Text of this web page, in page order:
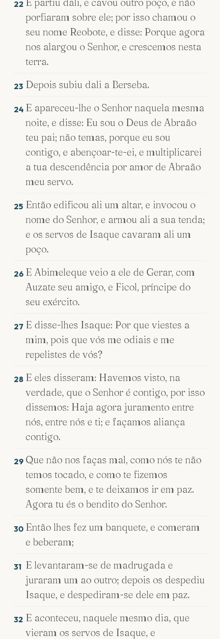
22
porfiaram sobre ele; por isso chamou o
seu nome Reobote, e disse: Porque agora
nos alargou o Senhor, e crescemos nesta
terra.
23 Depois subiu dali a Berseba.
24 E apareceu-lhe o Senhor naquela mesma
noite, e disse: Eu sou o Deus de Abraão
teu pai; não temas, porque eu sou
contigo, e abençoar-te-ei, e multiplicarei
a tua descendência por amor de Abraão
meu servo.
25 Então edificou ali um altar, e invocou o
nome do Senhor, e armou ali a sua tenda;
e os servos de Isaque cavaram ali um
poço.
26 E Abimeleque veio a ele de Gerar, com
Auzate seu amigo, e Ficol, príncipe do
seu exército.
27 E disse-lhes Isaque: Por que viestes a
mim, pois que vós me odiais e me
repelistes de vós?
28 E eles disseram: Havemos visto, na
verdade, que o Senhor é contigo, por isso
dissemos: Haja agora juramento entre
nós, entre nós e ti; e façamos aliança
contigo.
29 Que não nos faças mal, como nós te não
temos tocado, e como te fizemos
somente bem, e te deixamos ir em paz.
Agora tu és o bendito do Senhor.
30 Então lhes fez um banquete, e comeram
e beberam;
31 E levantaram-se de madrugada e
juraram um ao outro; depois os despediu
Isaque, e despediram-se dele em paz.
32 E aconteceu, naquele mesmo dia, que
vieram os servos de Isaque, e